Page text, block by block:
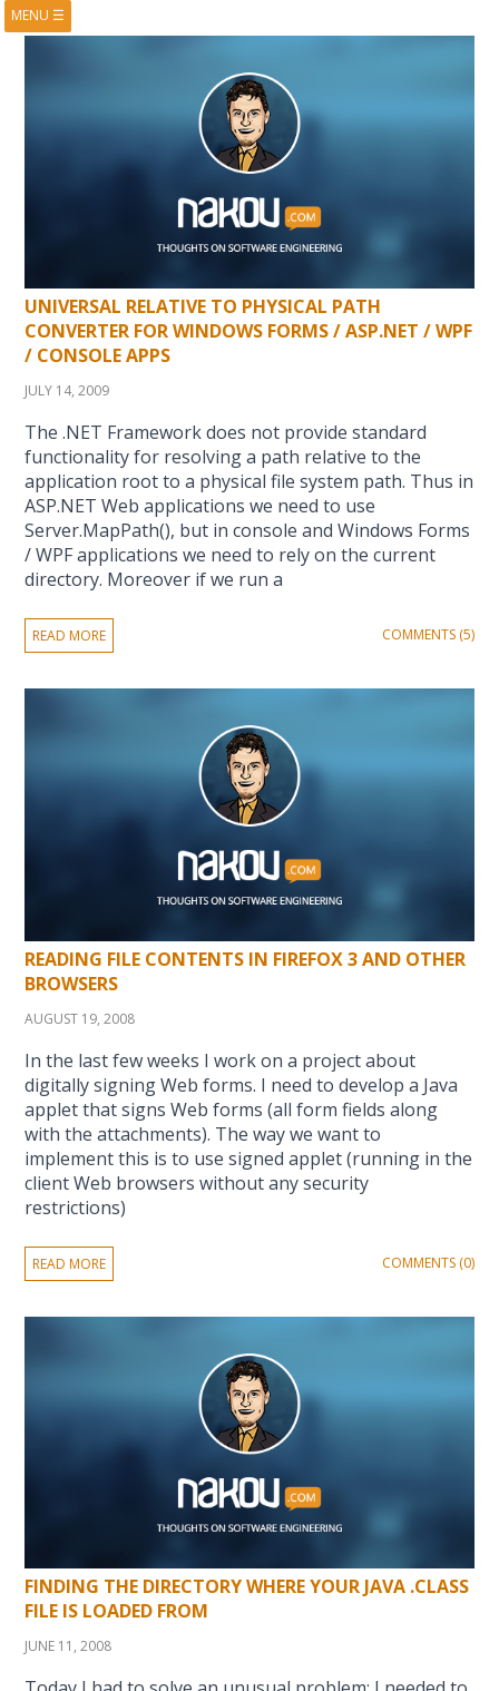
MENU ☰
UNIVERSAL RELATIVE TO PHYSICAL PATH
CONVERTER FOR WINDOWS FORMS / ASP.NET / WPF
/ CONSOLE APPS
JULY 14, 2009
The .NET Framework does not provide standard
functionality for resolving a path relative to the
application root to a physical file system path. Thus in
ASP.NET Web applications we need to use
Server.MapPath(), but in console and Windows Forms
/ WPF applications we need to rely on the current
directory. Moreover if we run a
READ MORE COMMENTS (5)
READING FILE CONTENTS IN FIREFOX 3 AND OTHER
BROWSERS
AUGUST 19, 2008
In the last few weeks I work on a project about
digitally signing Web forms. I need to develop a Java
applet that signs Web forms (all form fields along
with the attachments). The way we want to
implement this is to use signed applet (running in the
client Web browsers without any security
restrictions)
READ MORE COMMENTS (0)
FINDING THE DIRECTORY WHERE YOUR JAVA .CLASS
FILE IS LOADED FROM
JUNE 11, 2008